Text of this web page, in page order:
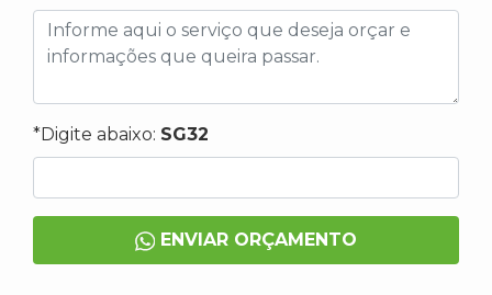
*Digite abaixo: SG32
ENVIAR ORÇAMENTO